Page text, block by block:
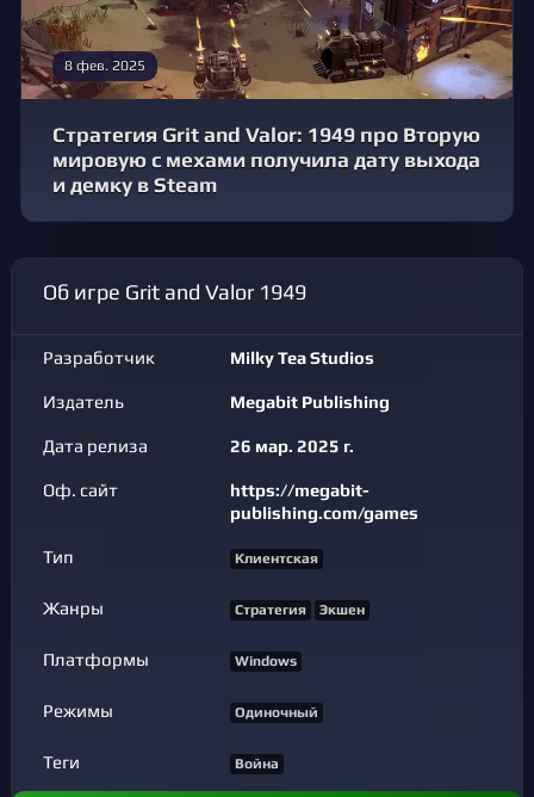
8 фев. 2025
Стратегия Grit and Valor: 1949 про Вторую
мировую с мехами получила дату выхода
и демку в Steam
Об игре Grit and Valor 1949
Разработчик Milky Tea Studios
Издатель Megabit Publishing
Дата релиза 26 мар. 2025 г.
Оф. сайт
https://megabit-
publishing.com/games
Тип Клиентская
Жанры Стратегия Экшен
Платформы Windows
Режимы Одиночный
Теги Война